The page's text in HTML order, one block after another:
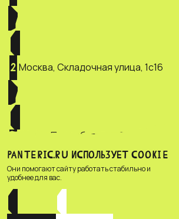
2 Москва, Складочная улица, 1с16
Санкт-Петербург, ул. Зверинская, д.
2/5
PANTERIC.RU ИСПОЛЬЗУЕТ COOKIE
Они помогают сайту работать стабильно и
удобнее для вас.